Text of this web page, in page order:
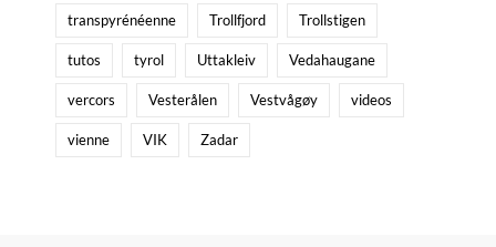
transpyrénéenne Trollfjord Trollstigen
tutos tyrol Uttakleiv Vedahaugane
vercors Vesterålen Vestvågøy videos
vienne VIK Zadar